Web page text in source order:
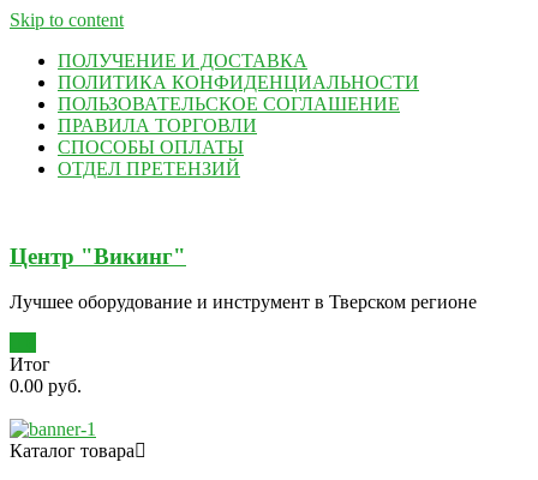
Skip to content
ПОЛУЧЕНИЕ И ДОСТАВКА
ПОЛИТИКА КОНФИДЕНЦИАЛЬНОСТИ
ПОЛЬЗОВАТЕЛЬСКОЕ СОГЛАШЕНИЕ
ПРАВИЛА ТОРГОВЛИ
СПОСОБЫ ОПЛАТЫ
ОТДЕЛ ПРЕТЕНЗИЙ
Центр "Викинг"
Лучшее оборудование и инструмент в Тверском регионе
Итог
0.00 руб.
Каталог товара